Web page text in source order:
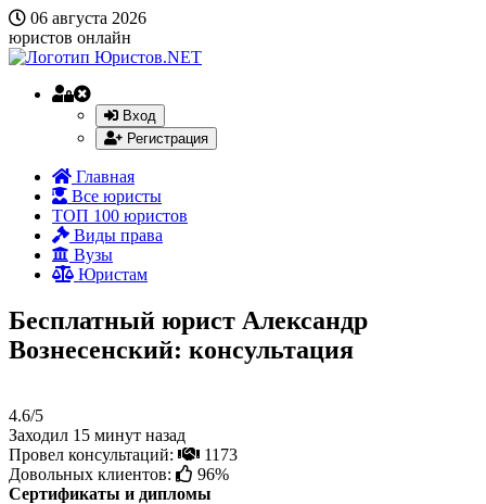
06 августа 2026
юристов онлайн
Вход
Регистрация
Главная
Все юристы
ТОП 100 юристов
Виды права
Вузы
Юристам
Бесплатный юрист Александр
Вознесенский: консультация
4.6/5
Заходил 15 минут назад
Провел консультаций:
1173
Довольных клиентов:
96%
Сертификаты и дипломы